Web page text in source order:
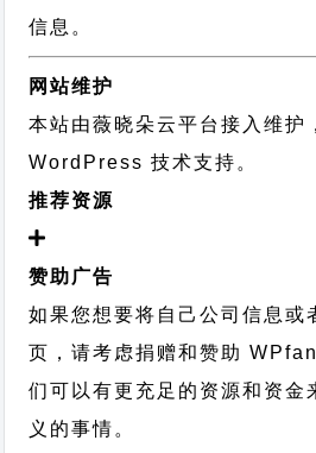
信息。
网站维护
本站由薇晓朵云平台接入维护
WordPress 技术支持 。
推荐资源
赞助广告
如果您想要将自己公司信息或
页，请考虑捐赠和赞助
们可以有更充足的资源和资金
义的事情。